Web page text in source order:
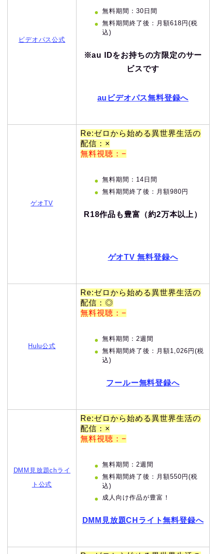
ビデオパス公式
無料期間：30日間
無料期間終了後：月額618円(税
込)
※au IDをお持ちの方限定のサー
ビスです
auビデオパス無料登録へ
ゲオTV
Re:ゼロから始める異世界生活の
配信：×
無料視聴：−
無料期間：14日間
無料期間終了後：月額980円
R18作品も豊富（約2万本以上）
ゲオTV 無料登録へ
Hulu公式
Re:ゼロから始める異世界生活の
配信：◎
無料視聴：−
無料期間：2週間
無料期間終了後：月額1,026円(税
込)
フールー無料登録へ
DMM見放題chライ
ト公式
Re:ゼロから始める異世界生活の
配信：×
無料視聴：−
無料期間：2週間
無料期間終了後：月額550円(税
込)
成人向け作品が豊富！
DMM見放題CHライト無料登録へ